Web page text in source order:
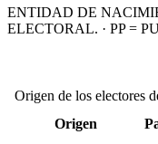
ENTIDAD DE
ELECTORAL. · PP =
Origen de los electores
Origen